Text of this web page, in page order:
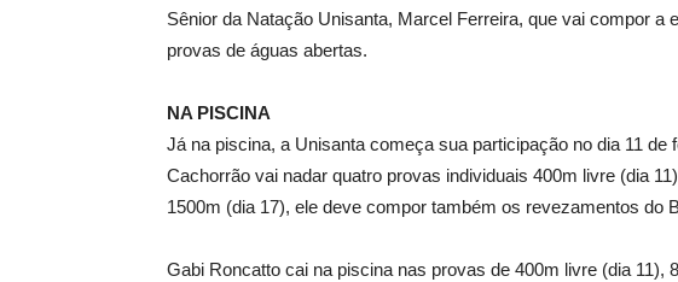
Sênior da Natação Unisanta, Marcel Ferreira, que vai compor a
provas de águas abertas.
NA PISCINA
Já na piscina, a Unisanta começa sua participação no dia 11 de
Cachorrão vai nadar quatro provas individuais 400m livre (dia
1500m (dia 17), ele deve compor também os revezamentos do
Gabi Roncatto cai na piscina nas provas de 400m livre (dia 11),